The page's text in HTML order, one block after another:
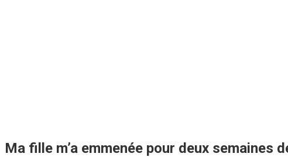
Ma fille m’a emmenée pour deux semaines